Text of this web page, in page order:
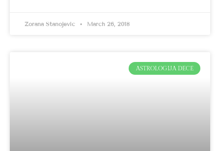
Zorana Stanojević March 26, 2018
ASTROLOGIJA DECE